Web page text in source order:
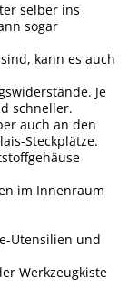
selber ins
sogar
kann es auch
Je
schneller.
auch an den
Steckplätze.
im Innenraum
Utensilien und
Werkzeugkiste